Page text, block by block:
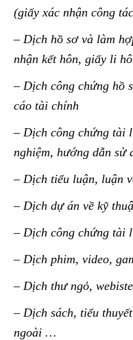
(giấy xác nhận công
– Dịch hồ sơ và làm
nhận kết hôn, giấy li
– Dịch công chứng hồ
cáo tài chính
– Dịch công chứng tài
nghiệm, hướng dẫn
– Dịch tiểu luận, luận
– Dịch dự án về kỹ
– Dịch công chứng tài
– Dịch phim, video,
– Dịch thư ngỏ,
– Dịch sách, tiểu
ngoài …